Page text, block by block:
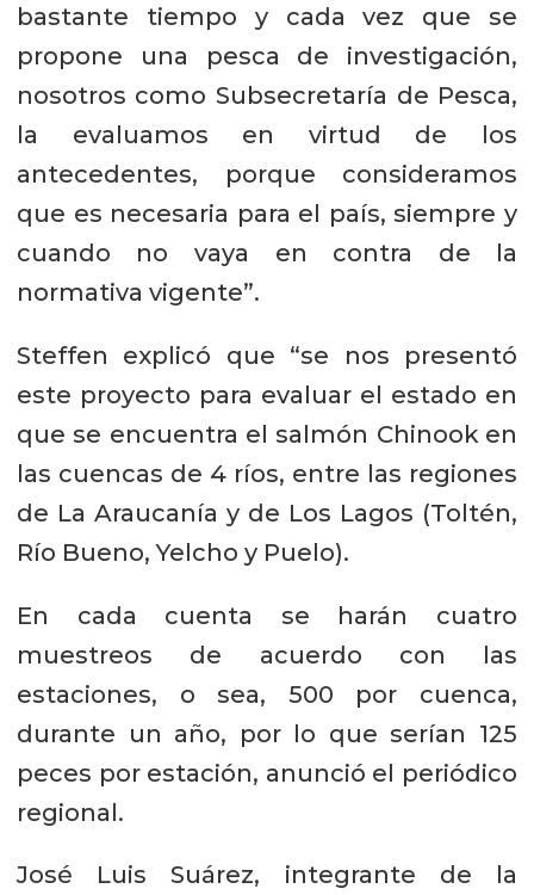
bastante tiempo y cada vez que se
propone una pesca de investigación,
nosotros como Subsecretaría de Pesca,
la evaluamos en virtud de los
antecedentes, porque consideramos
que es necesaria para el país, siempre y
cuando no vaya en contra de la
normativa vigente”.
Steffen explicó que “se nos presentó
este proyecto para evaluar el estado en
que se encuentra el salmón Chinook en
las cuencas de 4 ríos, entre las regiones
de La Araucanía y de Los Lagos (Toltén,
Río Bueno, Yelcho y Puelo).
En cada cuenta se harán cuatro
muestreos de acuerdo con las
estaciones, o sea, 500 por cuenca,
durante un año, por lo que serían 125
peces por estación, anunció el periódico
regional.
José Luis Suárez, integrante de la